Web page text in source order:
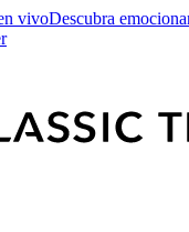
vivoDescubra